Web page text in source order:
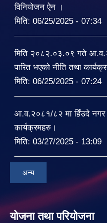
विनियोजन ऐन ।
मिति: 06/25/2025 - 07:34
मिति २०८२.०३.०९ गते
पारित भएको नीति तथा
मिति: 06/25/2025 - 07:24
आ.व.२०८१/८२ मा हिँउदे नगर
कार्यक्रमहरु।
मिति: 03/27/2025 - 13:09
अन्य
योजना तथा परियोजना